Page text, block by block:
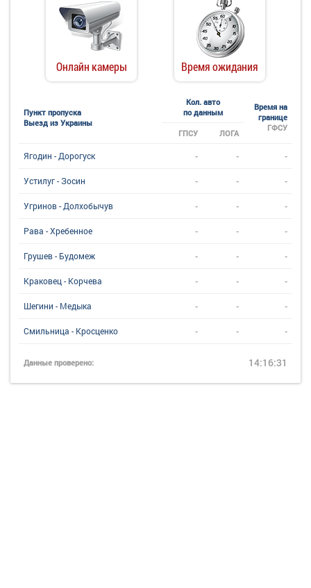
Онлайн камеры Время ожидания
Пункт пропуска
Выезд из Украины
Кол. авто
по данным
Время на
границе
ГФСУ
ГПСУ ЛОГА
Ягодин - Дорогуск - - -
Устилуг - Зосин - - -
Угринов - Долхобычув - - -
Рава - Хребенное - - -
Грушев - Будомеж - - -
Краковец - Корчева - - -
Шегини - Медыка - - -
Смильница - Кросценко - - -
Данные проверено: 14:16:31